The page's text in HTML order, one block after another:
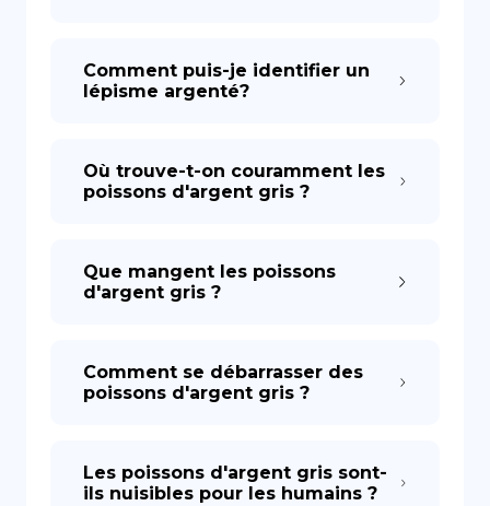
Comment puis-je identifier un
lépisme argenté?
Où trouve-t-on couramment les
poissons d'argent gris ?
Que mangent les poissons
d'argent gris ?
Comment se débarrasser des
poissons d'argent gris ?
Les poissons d'argent gris sont-
ils nuisibles pour les humains ?